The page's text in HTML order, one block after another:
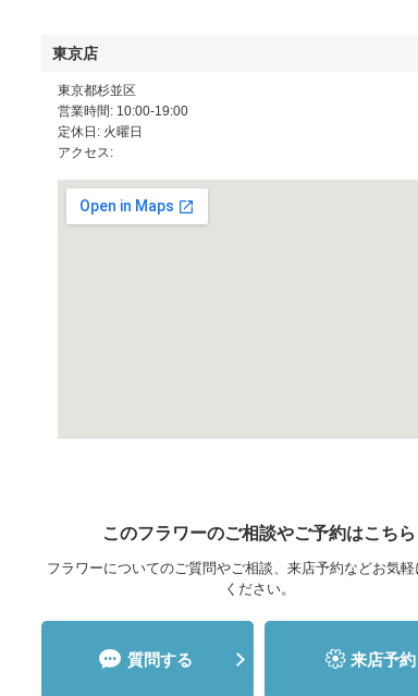
東京店
東京都杉並区
営業時間: 10:00-19:00
定休日: 火曜日
アクセス:
このフラワーのご相談やご予約はこちら
フラワーについてのご質問やご相談、来店予約などお気
ください。
質問する 来店予約